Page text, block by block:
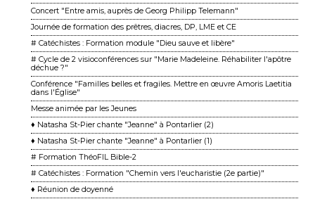
Concert "Entre amis, auprès de Georg Philipp Telemann"
Journée de formation des prêtres, diacres, DP, LME et CE
# Catéchistes : Formation module "Dieu sauve et libère"
# Cycle de 2 visioconférences sur "Marie Madeleine. Réhabiliter l'apôtre
déchue ?"
Conférence "Familles belles et fragiles. Mettre en œuvre Amoris Laetitia
dans l'Église"
Messe animée par les Jeunes
♦ Natasha St-Pier chante "Jeanne" à Pontarlier (2)
♦ Natasha St-Pier chante "Jeanne" à Pontarlier (1)
# Formation ThéoFIL Bible-2
# Catéchistes : Formation "Chemin vers l'eucharistie (2e partie)"
♦ Réunion de doyenné